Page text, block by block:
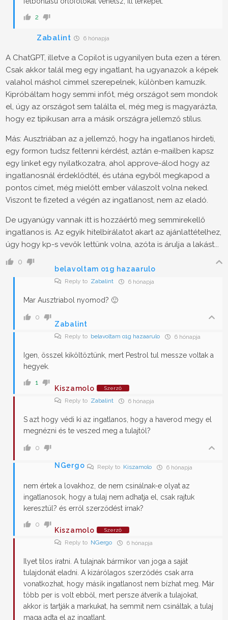
2
Zabalint 6 hónapja
A ChatGPT, illetve a Copilot is ugyanilyen buta ezen a téren.
Csak akkor talál meg egy ingatlant, ha ugyanazok a képek
valahol máshol címmel szerepelnek, különben kamuzik.
Kipróbáltam hogy semmi infót, még országot sem mondok
el, úgy az országot sem találta el, még meg is magyarázta,
hogy ez tipikusan arra a másik országra jellemző stílus.
Más: Ausztriában az a jellemző, hogy ha ingatlanos hirdeti,
egy formon tudsz feltenni kérdést, aztán e-mailben kapsz
egy linket egy nyilatkozatra, ahol approve-álod hogy az
ingatlanosnál érdeklődtél, és utána egyből megkapod a
pontos címet, még mielőtt ember válaszolt volna neked.
Viszont te fizeted a végén az ingatlanost, nem az eladó.
De ugyanúgy vannak itt is hozzáértő meg semmirekellő
ingatlanos is. Az egyik hitelbírálatot akart az ajánlattételhez,
úgy hogy kp-s vevők lettünk volna, azóta is árulja a lakást...
0
belavoltam o1g hazaarulo
Reply to Zabalint 6 hónapja
Mar Ausztriabol nyomod? 🙂
0
Zabalint
Reply to belavoltam o1g hazaarulo 6 hónapja
Igen, összel kiköltöztünk, mert Pestrol tul messze voltak a
hegyek.
1
Kiszamolo Szerző
Reply to Zabalint 6 hónapja
S azt hogy védi ki az ingatlanos, hogy a haverod megy el
megnézni és te veszed meg a tulajtól?
0
NGergo Reply to Kiszamolo 6 hónapja
nem értek a lovakhoz, de nem csinálnak-e olyat az
ingatlanosok, hogy a tulaj nem adhatja el, csak rajtuk
keresztül? és erről szerződést írnak?
0
Kiszamolo Szerző
Reply to NGergo 6 hónapja
Ilyet tilos íratni. A tulajnak bármikor van joga a saját
tulajdonát eladni. A kizárólagos szerződés csak arra
vonatkozhat, hogy másik ingatlanost nem bízhat meg. Már
több per is volt ebből, mert persze átverik a tulajokat,
akkor is tartják a markukat, ha semmit nem csináltak, a tulaj
maga adta el az ingatlant.